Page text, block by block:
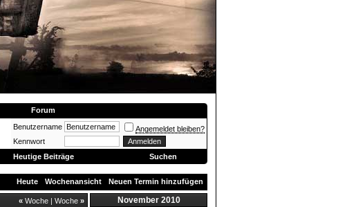
Forum
Benutzername
Angemeldet bleiben?
Kennwort
Heutige Beiträge Suchen
Heute Wochenansicht Neuen Termin hinzufügen
« Woche | Woche » November 2010